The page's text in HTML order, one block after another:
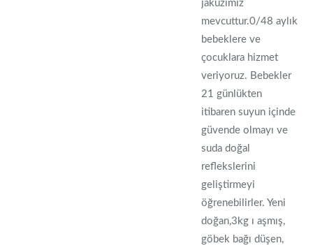
jakuzimiz
mevcuttur.0/48 aylık
bebeklere ve
çocuklara hizmet
veriyoruz. Bebekler
21 günlükten
itibaren suyun içinde
güvende olmayı ve
suda doğal
reflekslerini
geliştirmeyi
öğrenebilirler. Yeni
doğan,3kg ı aşmış,
göbek bağı düşen,